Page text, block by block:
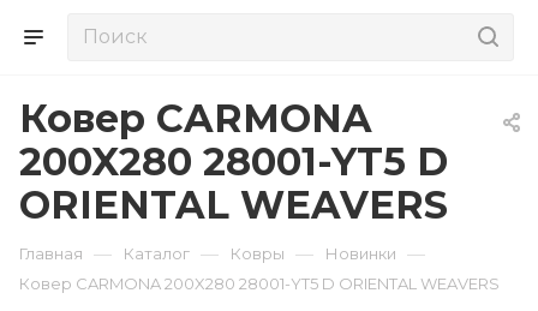
Ковер CARMONA
200X280 28001-YT5 D
ORIENTAL WEAVERS
Главная — Каталог — Ковры — Новинки —
Ковер CARMONA 200X280 28001-YT5 D ORIENTAL WEAVERS